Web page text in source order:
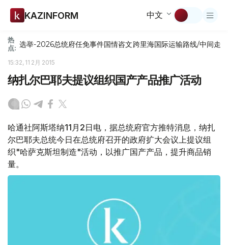
KAZINFORM 中文
热
点: 选举-2026总统府任免事件国情咨文跨里海国际运输路线/中间走廊
15:32, 11 2月 2015
纳扎尔巴耶夫提议组织国产产品推广活动
哈通社阿斯塔纳11月2日电，据总统府官方推特消息，纳扎
尔巴耶夫总统今日在总统府召开的政府扩大会议上提议组
织"哈萨克斯坦制造"活动，以推广国产产品，提升商品销
量。